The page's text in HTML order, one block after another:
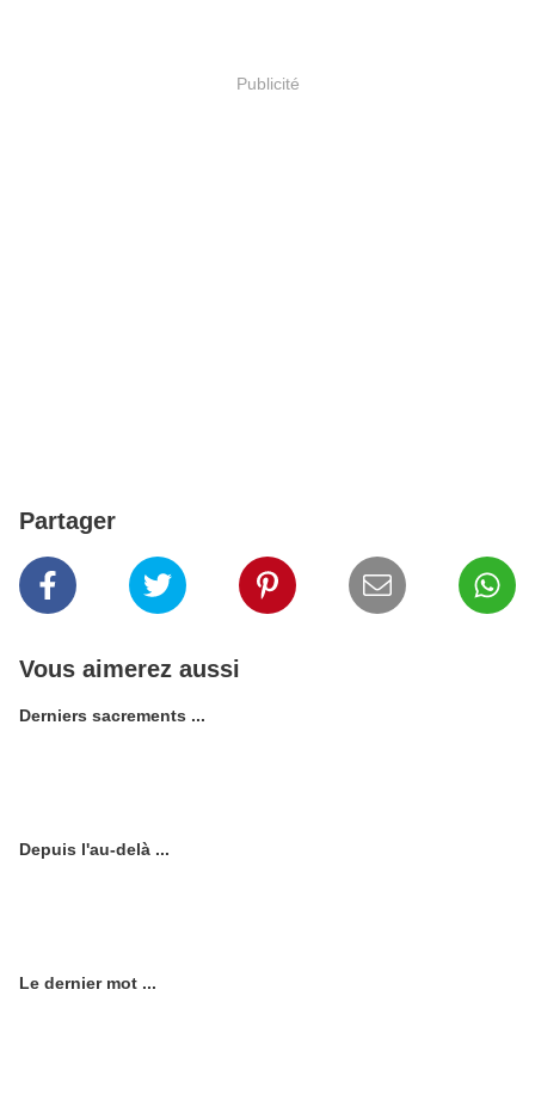
Publicité
Partager
Vous aimerez aussi
Derniers sacrements ...
Depuis l'au-delà ...
Le dernier mot ...